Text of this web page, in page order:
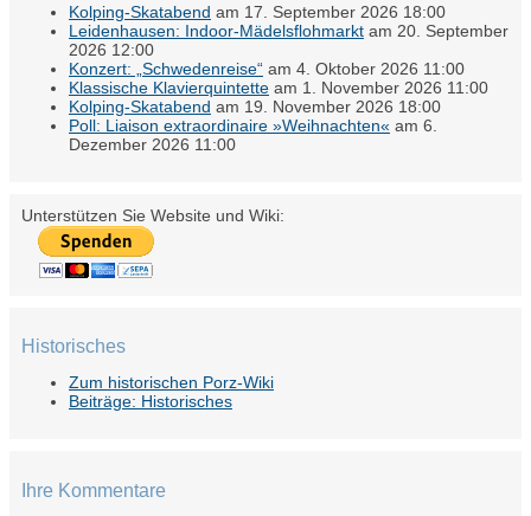
Kolping-Skatabend am 17. September 2026 18:00
Leidenhausen: Indoor-Mädelsflohmarkt am 20. September
2026 12:00
Konzert: „Schwedenreise“ am 4. Oktober 2026 11:00
Klassische Klavierquintette am 1. November 2026 11:00
Kolping-Skatabend am 19. November 2026 18:00
Poll: Liaison extraordinaire »Weihnachten« am 6.
Dezember 2026 11:00
Unterstützen Sie Website und Wiki:
Historisches
Zum historischen Porz-Wiki
Beiträge: Historisches
Ihre Kommentare